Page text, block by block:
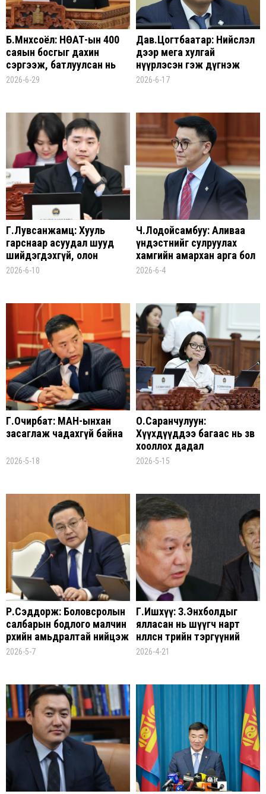
Б.Мөнхсоёл: НӨАТ-ын 400
саяын босгыг дахин
сэргээж, батлуулсан нь
жижиг, дунд ААН-үүдийн
2026-6-29
Дав.Цогтбаатар: Нийслэл
дээр мега хулгай
нүүрлэсэн гэж дүгнэж
болохоор нөхцөл байдал
2026-6-17
Г.Лувсанжамц: Хууль
гарснаар асуудал шууд
шийдэгдэхгүй, олон
нийтийн хандлага чухал
2026-6-10
Ч.Лодойсамбуу: Аливаа
үндэстнийг сулруулах
хамгийн амархан арга бол
бахархлыг нь эвдэх их
2026-6-4
Г.Очирбат: МАН-ынхан
засаглаж чадахгүй байна
2026-5-18
О.Саранчулуун:
Хүүхдүүддээ багаас нь зөв
хооллох дадал
суулгачихвал 10, 20
2026-5-15
Р.Сэддорж: Боловсролын
салбарын бодлого малчин
өрхийн амьдралтай нийцэж
байх ёстой
2026-5-7
Г.Ишхүү: З.Энхболдыг
ялласан нь шүүгч нарт
нөлөөлсөн төрийн тэргүүний
ажиллагаа гэж үзэж
2026-4-21